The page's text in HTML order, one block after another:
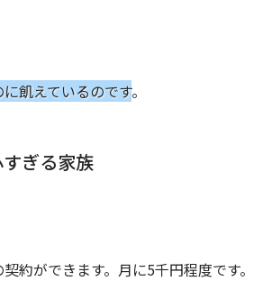
飢えているのです。
ぎる家族
約ができます。月に5千円程度です。